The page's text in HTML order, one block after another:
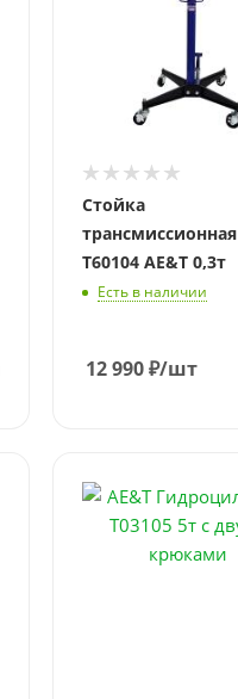
Стойка
трансмиссионная
Т60104 AE&T 0,3т
Есть в наличии
12 990₽/шт
Давление